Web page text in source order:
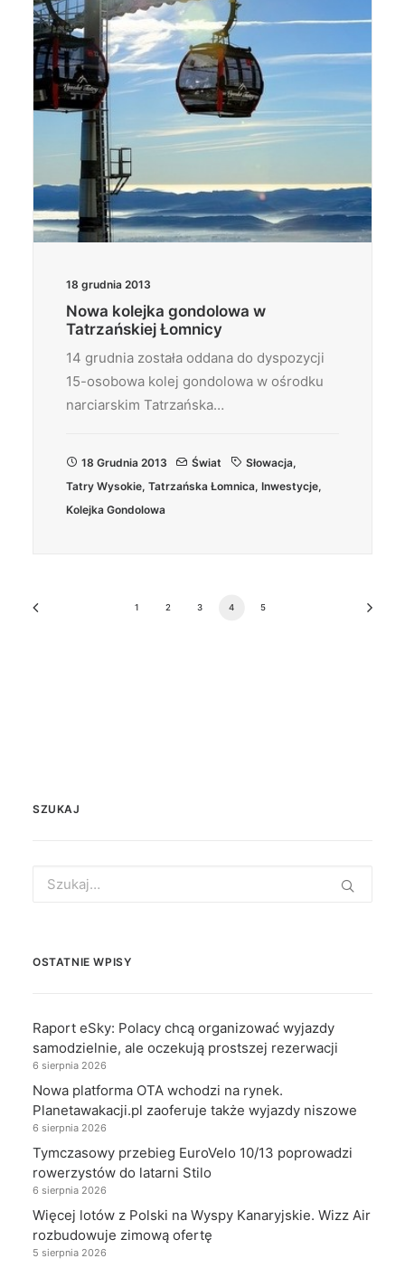
18 grudnia 2013
Nowa kolejka gondolowa w
Tatrzańskiej Łomnicy
14 grudnia została oddana do dyspozycji
15-osobowa kolej gondolowa w ośrodku
narciarskim Tatrzańska…
18 Grudnia 2013 Świat Słowacja,
Tatry Wysokie, Tatrzańska Łomnica, Inwestycje,
Kolejka Gondolowa
1 2 3 4 5
SZUKAJ
for:
OSTATNIE WPISY
Raport eSky: Polacy chcą organizować wyjazdy
samodzielnie, ale oczekują prostszej rezerwacji
6 sierpnia 2026
Nowa platforma OTA wchodzi na rynek.
Planetawakacji.pl zaoferuje także wyjazdy niszowe
6 sierpnia 2026
Tymczasowy przebieg EuroVelo 10/13 poprowadzi
rowerzystów do latarni Stilo
6 sierpnia 2026
Więcej lotów z Polski na Wyspy Kanaryjskie. Wizz Air
rozbudowuje zimową ofertę
5 sierpnia 2026